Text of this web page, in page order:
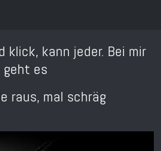
klick, kann jeder. Bei mir
geht es
raus, mal schräg